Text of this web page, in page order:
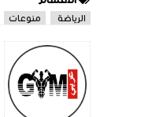
الرياضة منوعات